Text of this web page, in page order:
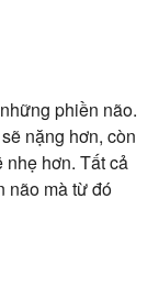
phiền não.
nặng hơn, còn
nhẹ hơn. Tất cả
não mà từ đó